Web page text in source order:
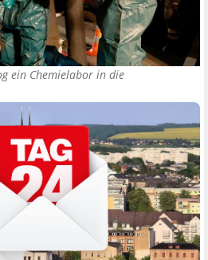
ein Chemielabor in die